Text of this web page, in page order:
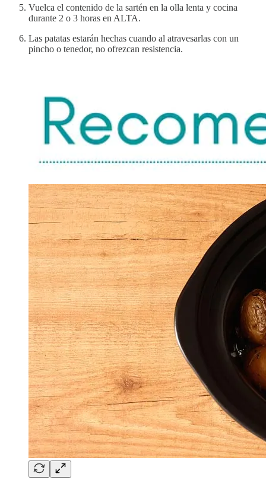
Vuelca el contenido de la sartén en la olla lenta y cocina
durante 2 o 3 horas en ALTA.
Las patatas estarán hechas cuando al atravesarlas con un
pincho o tenedor, no ofrezcan resistencia.